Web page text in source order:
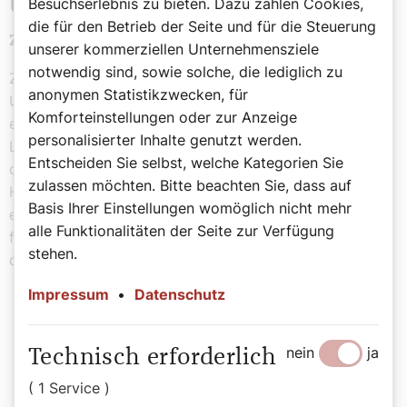
Unterschiede und Ähnlichkeiten
zwischen Weihnachten und Chanukka
Zwischen Chanukka und Weihnachten bestehen klare
Unterschiede in Herkunft und Theologie, und doch gibt
es erstaunlich viel Gemeinsames. Beide Feste sind
Lichterfeste: Die Kerzen der Chanukkia und die Lichter
des Adventkranzes und jene am Christbaum bringen
Hoffnung in die dunkelste Zeit des Jahres. Chanukka
erinnert an das Lichtwunder im Tempel, Weihnachten
feiert die Geburt Jesu, den wir Christen als das „Licht
der Welt“ verehren.
mit Jubelrufen feiert! Deine Nähe
macht ihr Leben hell.“
die für den Betrieb der Seite und für die Steuerung
unserer kommerziellen Unternehmensziele
notwendig sind, sowie solche, die lediglich zu
anonymen Statistikzwecken, für
Komforteinstellungen oder zur Anzeige
personalisierter Inhalte genutzt werden.
Entscheiden Sie selbst, welche Kategorien Sie
zulassen möchten. Bitte beachten Sie, dass auf
Basis Ihrer Einstellungen womöglich nicht mehr
alle Funktionalitäten der Seite zur Verfügung
stehen.
Impressum • Datenschutz
Technisch erforderlich
( 1 Service )
nein ja